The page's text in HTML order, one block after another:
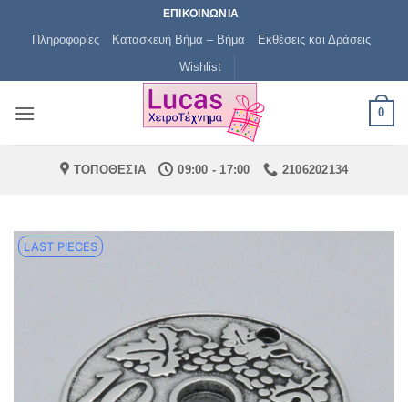
ΕΠΙΚΟΙΝΩΝΙΑ
Πληροφορίες Κατασκευή Βήμα – Βήμα
Εκθέσεις και Δράσεις
Wishlist
0
ΤΟΠΟΘΕΣΙΑ 09:00 - 17:00 2106202134
LAST PIECES